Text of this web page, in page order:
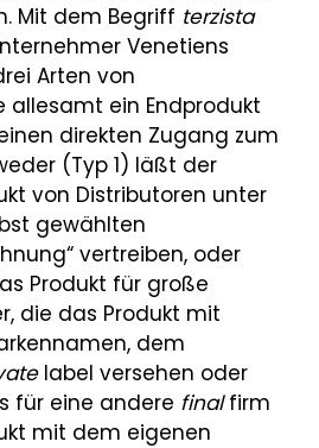
Mit dem Begriff terzista
Venetiens
Arten von
allesamt ein Endprodukt
direkten Zugang zum
(Typ 1) läßt der
von Distributoren unter
gewählten
vertreiben, oder
Produkt für große
die das Produkt mit
dem
label versehen oder
für eine andere finalfirm
mit dem eigenen